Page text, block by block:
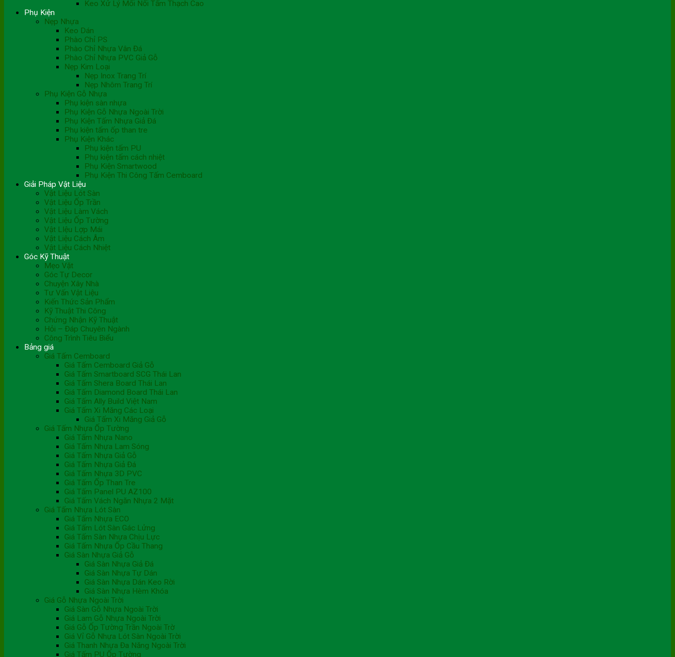
Keo Xử Lý Mối Nối Tấm Thạch Cao
Phụ Kiện
Nẹp Nhựa
Keo Dán
Phào Chỉ PS
Phào Chỉ Nhựa Vân Đá
Phào Chỉ Nhựa PVC Giả Gỗ
Nẹp Kim Loại
Nẹp Inox Trang Trí
Nẹp Nhôm Trang Trí
Phụ Kiện Gỗ Nhựa
Phụ kiện sàn nhựa
Phụ Kiện Gỗ Nhựa Ngoài Trời
Phụ Kiện Tấm Nhựa Giả Đá
Phụ kiện tấm ốp than tre
Phụ Kiện Khác
Phụ kiện tấm PU
Phụ kiện tấm cách nhiệt
Phụ Kiện Smartwood
Phụ Kiện Thi Công Tấm Cemboard
Giải Pháp Vật Liệu
Vật Liệu Lót Sàn
Vật Liệu Ốp Trần
Vật Liệu Làm Vách
Vật Liệu Ốp Tường
Vật LIệu Lợp Mái
Vật Liệu Cách Âm
Vật Liệu Cách Nhiệt
Góc Kỹ Thuật
Mẹo Vặt
Góc Tự Decor
Chuyện Xây Nhà
Tư Vấn Vật Liệu
Kiến Thức Sản Phẩm
Kỹ Thuật Thi Công
Chứng Nhận Kỹ Thuật
Hỏi – Đáp Chuyên Ngành
Công Trình Tiêu Biểu
Bảng giá
Giá Tấm Cemboard
Giá Tấm Cemboard Giả Gỗ
Giá Tấm Smartboard SCG Thái Lan
Giá Tấm Shera Board Thái Lan
Giá Tấm Diamond Board Thái Lan
Giá Tấm Ally Build Việt Nam
Giá Tấm Xi Măng Các Loại
Giá Tấm Xi Măng Giả Gỗ
Giá Tấm Nhựa Ốp Tường
Giá Tấm Nhựa Nano
Giá Tấm Nhựa Lam Sóng
Giá Tấm Nhựa Giả Gỗ
Giá Tấm Nhựa Giả Đá
Giá Tấm Nhựa 3D PVC
Giá Tấm Ốp Than Tre
Giá Tấm Panel PU AZ100
Giá Tấm Vách Ngăn Nhựa 2 Mặt
Giá Tấm Nhựa Lót Sàn
Giá Tấm Nhựa ECO
Giá Tấm Lót Sàn Gác Lửng
Giá Tấm Sàn Nhựa Chịu Lực
Giá Tấm Nhựa Ốp Cầu Thang
Giá Sàn Nhựa Giả Gỗ
Giá Sàn Nhựa Giả Đá
Giá Sàn Nhựa Tự Dán
Giá Sàn Nhựa Dán Keo Rời
Giá Sàn Nhựa Hèm Khóa
Giá Gỗ Nhựa Ngoài Trời
Giá Sàn Gỗ Nhựa Ngoài Trời
Giá Lam Gỗ Nhựa Ngoài Trời
Giá Gỗ Ốp Tường Trần Ngoài Trờ
Giá Vỉ Gỗ Nhựa Lót Sàn Ngoài Trời
Giá Thanh Nhựa Đa Năng Ngoài Trời
Giá Tấm PU Ốp Tường